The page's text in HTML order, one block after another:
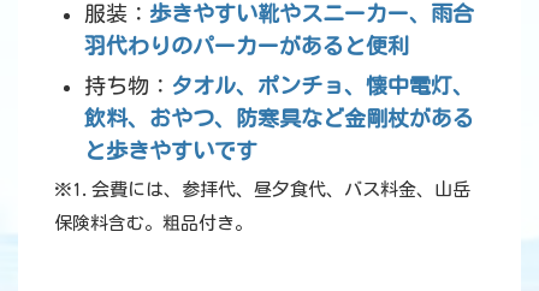
服装： 歩きやすい靴やスニーカー、雨合
羽代わりのパーカーがあると便利
持ち物： タオル、ポンチョ、懐中電灯、
飲料、おやつ、防寒具など金剛杖がある
と歩きやすいです
※1.会費には、参拝代、昼夕食代、バス料金、山岳
保険料含む。粗品付き。